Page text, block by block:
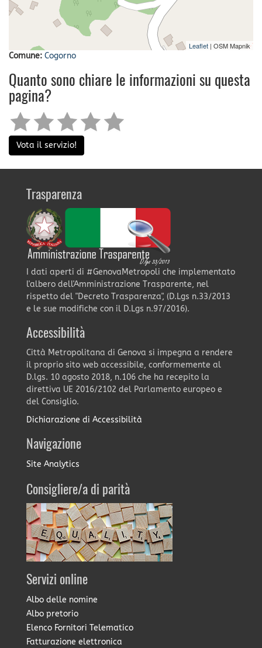
Leaflet | OSM Mapnik
Comune: Cogorno
Quanto sono chiare le informazioni su questa
pagina?
Vota il servizio!
Trasparenza
I dati aperti di #GenovaMetropoli che implementato
l'albero dell'Amministrazione Trasparente, nel
rispetto del "Decreto Trasparenza", (D.Lgs n.33/2013
e le sue modifiche con il D.Lgs n.97/2016).
Accessibilità
Città Metropolitana di Genova si impegna a rendere
il proprio sito web accessibile, conformemente al
D.lgs. 10 agosto 2018, n.106 che ha recepito la
direttiva UE 2016/2102 del Parlamento europeo e
del Consiglio.
Dichiarazione di Accessibilità
Navigazione
Site Analytics
Consigliere/a di parità
Servizi online
Albo delle nomine
Albo pretorio
Elenco Fornitori Telematico
Fatturazione elettronica